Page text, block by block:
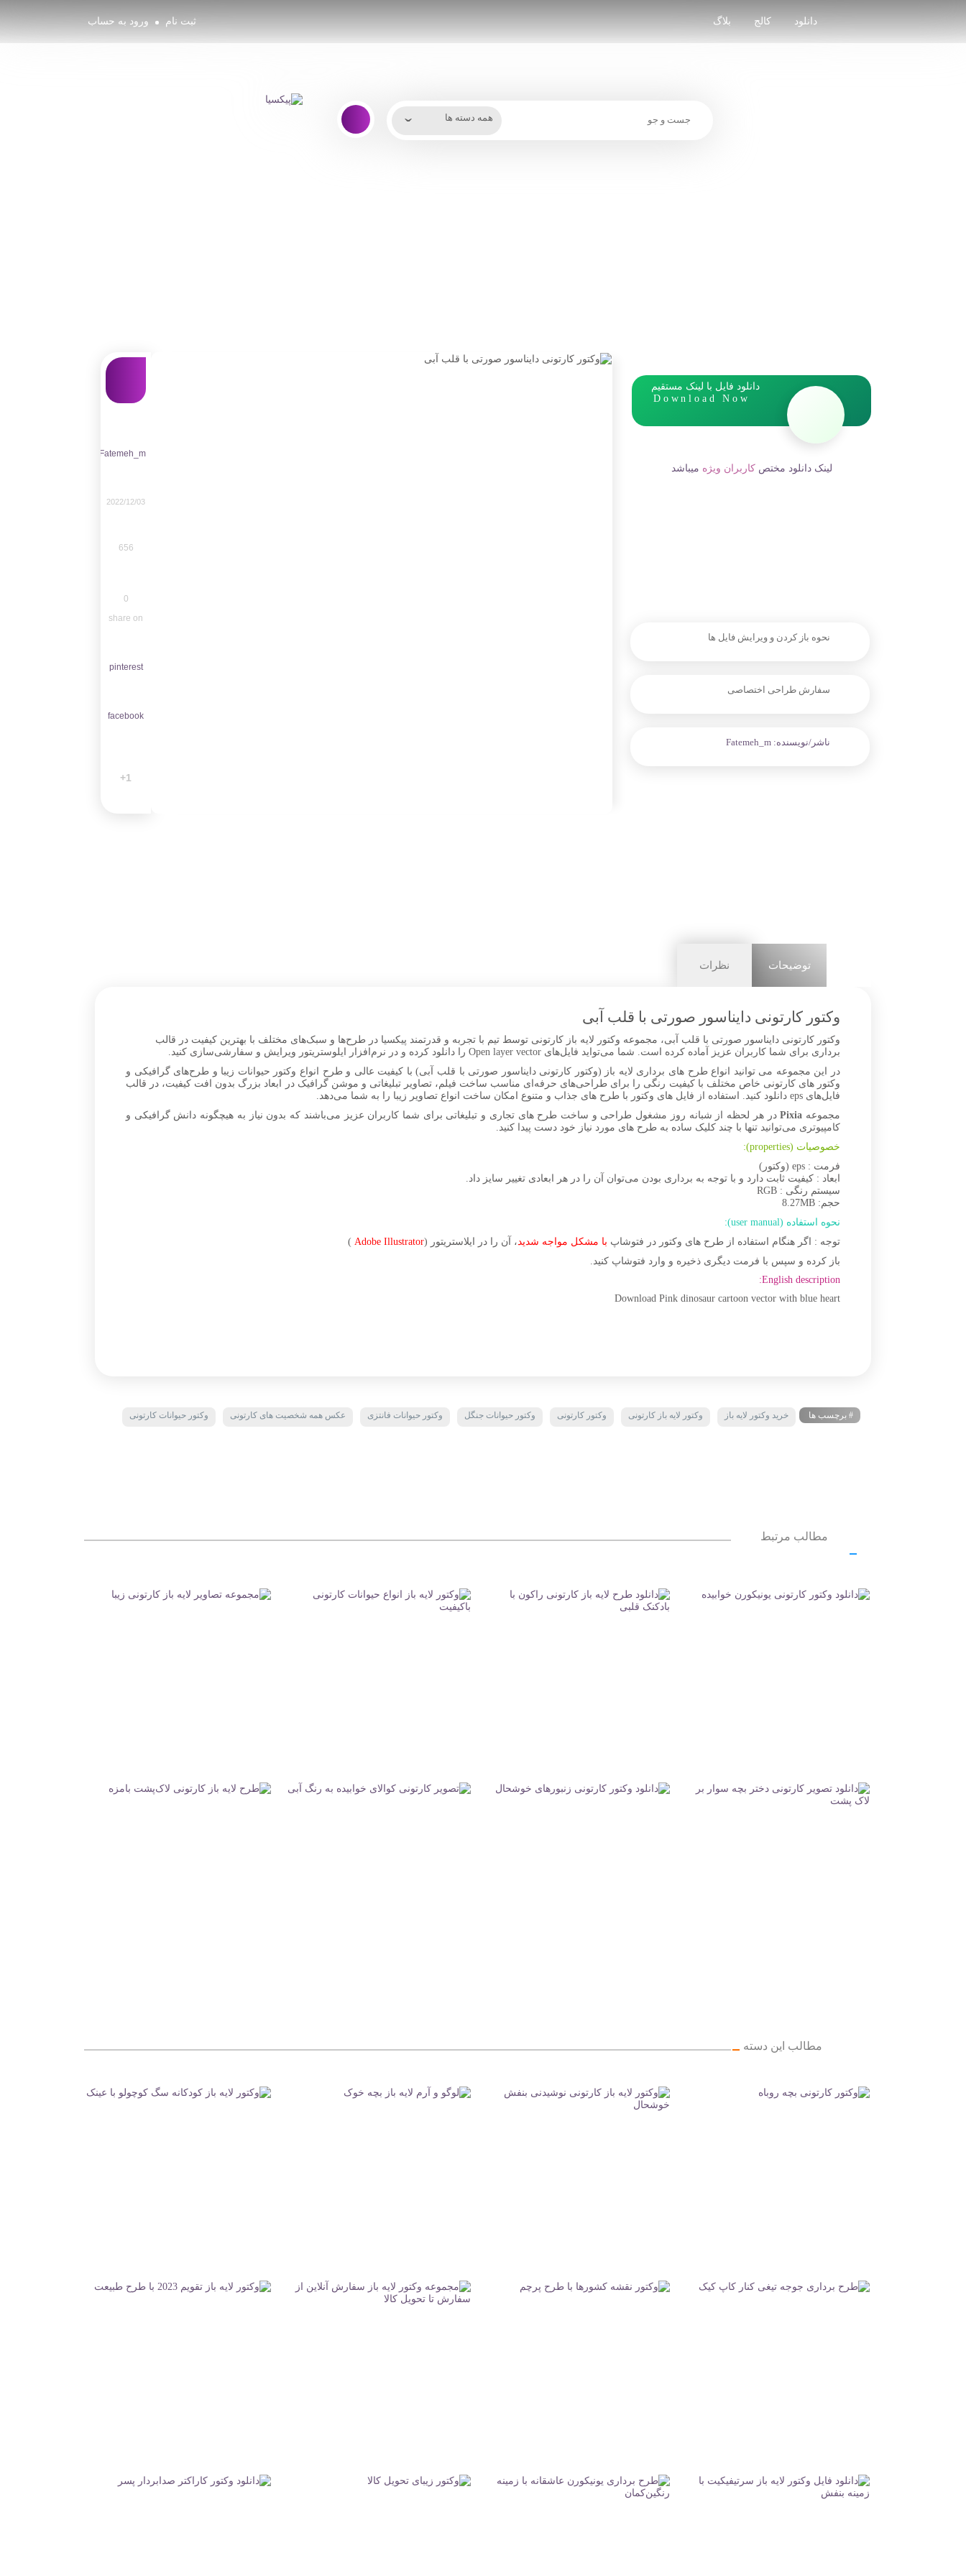
دانلود کالج بلاگ ثبت نام ورود به حساب
دانلود فایل با لینک مستقیم
Download Now
لینک دانلود مختصکاربران ویژه میباشد
نحوه باز کردن و ویرایش فایل ها
سفارش طراحی اختصاصی
ناشر/نویسنده: Fatemeh_m
Fatemeh_m
2022/12/03
656
0
share on
pinterest
facebook
1+
توضیحات نظرات
وکتور کارتونی دایناسور صورتی با قلب آبی
وکتور کارتونی دایناسور صورتی با قلب آبی، مجموعه وکتور لایه باز کارتونی توسط تیم با تجربه و قدرتمند پیکسیا در طرح‌ها و سبک‌های مختلف با بهترین کیفیت در قالب
برداری برای شما کاربران عزیز آماده کرده است. شما می‌تواید فایل‌های Open layer vector را دانلود کرده و در نرم‌افزار ایلوستریتور ویرایش و سفارشی‌سازی کنید.
در این مجموعه می توانید انواع طرح های برداری لایه باز (وکتور کارتونی دایناسور صورتی با قلب آبی) با کیفیت عالی و طرح انواع وکتور حیوانات زیبا و طرح‌های گرافیکی و
وکتور های کارتونی خاص مختلف با کیفیت رنگی را برای طراحی‌های حرفه‌ای مناسب ساخت فیلم، تصاویر تبلیغاتی و موشن گرافیک در ابعاد بزرگ بدون افت کیفیت، در قالب
فایل‌های eps دانلود کنید. استفاده از فایل های وکتور با طرح های جذاب و متنوع امکان ساخت انواع تصاویر زیبا را به شما می‌دهد.
مجموعه Pixia در هر لحظه از شبانه روز مشغول طراحی و ساخت طرح های تجاری و تبلیغاتی برای شما کاربران عزیز می‌باشند که بدون نیاز به هیچگونه دانش گرافیکی و
کامپیوتری می‌توانید تنها با چند کلیک ساده به طرح های مورد نیاز خود دست پیدا کنید.
خصوصیات (properties):
فرمت : eps (وکتور)
ابعاد : کیفیت ثابت دارد و با توجه به برداری بودن می‌توان آن را در هر ابعادی تغییر سایز داد.
سیستم رنگی : RGB
حجم: 8.27MB
نحوه استفاده (user manual):
توجه : اگر هنگام استفاده از طرح های وکتور در فتوشاپ با مشکل مواجه شدید، آن را در ایلاستریتور (Adobe Illustrator
)
باز کرده و سپس با فرمت دیگری ذخیره و وارد فتوشاپ کنید.
English description:
Download Pink dinosaur cartoon vector with blue heart
# برچسب ها خرید وکتور لایه باز وکتور لایه باز کارتونی وکتور کارتونی وکتور حیوانات جنگل وکتور حیوانات فانتزی عکس همه شخصیت های کارتونی وکتور حیوانات کارتونی
مطالب مرتبط
مطالب این دسته